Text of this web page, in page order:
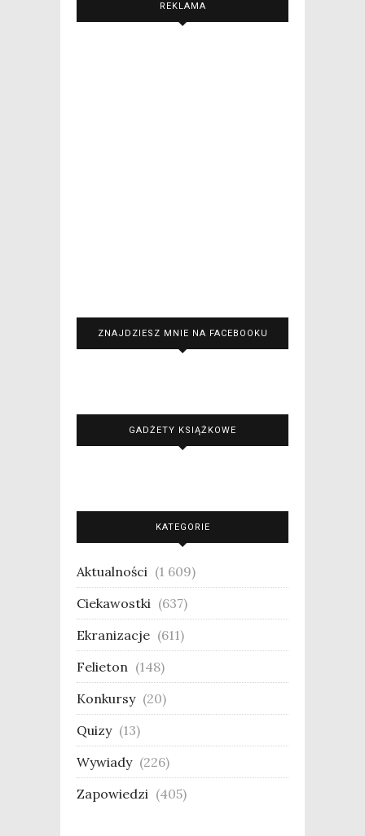
REKLAMA
ZNAJDZIESZ MNIE NA FACEBOOKU
GADŻETY KSIĄŻKOWE
KATEGORIE
Aktualności (1 609)
Ciekawostki (637)
Ekranizacje (611)
Felieton (148)
Konkursy (20)
Quizy (13)
Wywiady (226)
Zapowiedzi (405)